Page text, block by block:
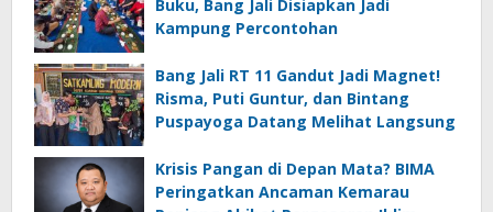
Buku, Bang Jali Disiapkan Jadi
Kampung Percontohan
Bang Jali RT 11 Gandut Jadi Magnet!
Risma, Puti Guntur, dan Bintang
Puspayoga Datang Melihat Langsung
Krisis Pangan di Depan Mata? BIMA
Peringatkan Ancaman Kemarau